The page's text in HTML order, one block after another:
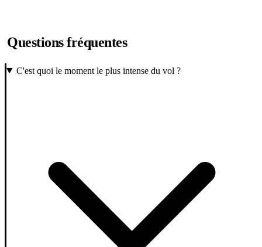
Questions fréquentes
C'est quoi le moment le plus intense du vol ?